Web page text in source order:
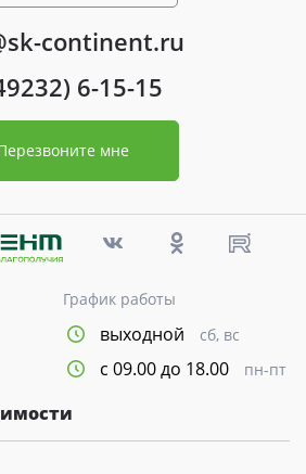
continent.ru
6-15-15
мне
График работы
выходной сб, вс
с 09.00 до 18.00 пн-пт